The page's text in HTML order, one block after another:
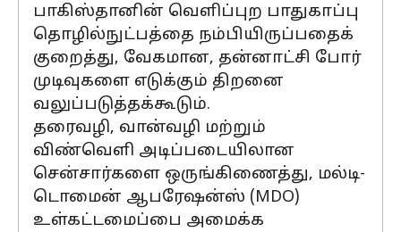
பாகிஸ்தானின் வெளிப்புற பாதுகாப்பு
தொழில்நுட்பத்தை நம்பியிருப்பதைக்
குறைத்து, வேகமான, தன்னாட்சி போர்
முடிவுகளை எடுக்கும் திறனை
வலுப்படுத்தக்கூடும்.
தரைவழி, வான்வழி மற்றும்
விண்வெளி அடிப்படையிலான
சென்சார்களை ஒருங்கிணைத்து, மல்டி-
டொமைன் ஆபரேஷன்ஸ் (MDO)
உள்கட்டமைப்பை அமைக்க